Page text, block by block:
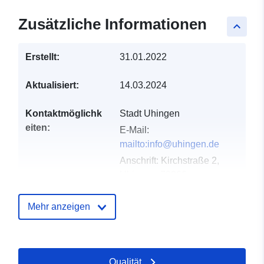
keyboard_arrow_up
Zusätzliche Informationen
Erstellt: 31.01.2022
Aktualisiert: 14.03.2024
Kontaktmöglichk
eiten:
Stadt Uhingen
E-Mail:
mailto:info@uhingen.de
Anschrift: Kirchstraße 2,
Kataloge:
21 February 2026
Mehr anzeigen